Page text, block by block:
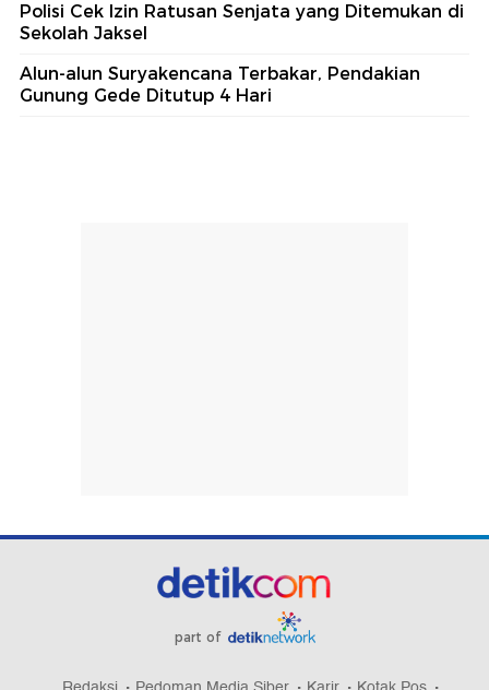
Polisi Cek Izin Ratusan Senjata yang Ditemukan di
Sekolah Jaksel
Alun-alun Suryakencana Terbakar, Pendakian
Gunung Gede Ditutup 4 Hari
part of